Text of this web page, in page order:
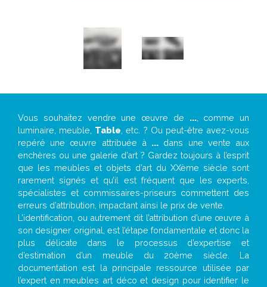
Vous souhaitez vendre une œuvre de ..., comme un
luminaire, meuble, Table , etc. ? Ou peut-être avez-vous
repéré une œuvre attribuée à ... dans une vente aux
enchères ou une galerie d’art ? Gardez toujours à l’esprit
que les meubles et objets d’art du XXème siècle sont
rarement signés et qu’il est fréquent que les experts,
spécialistes et commissaires-priseurs commettent des
erreurs d’attribution, impactant ainsi le prix de vente.
L’identification, ou autrement dit l’attribution d’une œuvre à
son designer original, est l’étape fondamentale et donc la
plus délicate dans le processus d’expertise et
d’estimation d’un meuble du 20ème siècle. La
documentation est la principale ressource utilisée par
l’expert en meubles art déco et design pour identifier le